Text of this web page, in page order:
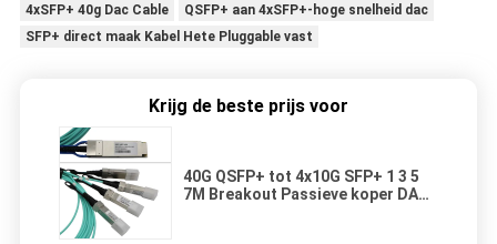
4xSFP+ 40g Dac Cable
QSFP+ aan 4xSFP+-hoge snelheid dac
SFP+ direct maak Kabel Hete Pluggable vast
Krijg de beste prijs voor
40G QSFP+ tot 4x10G SFP+ 1 3 5
7M Breakout Passieve koper DAC